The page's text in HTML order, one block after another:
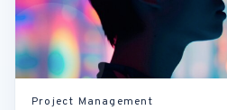
Project Management